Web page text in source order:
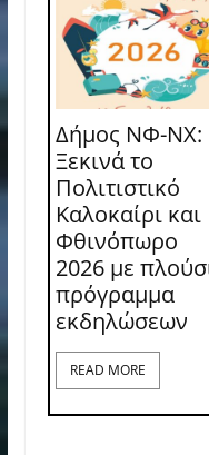
Δήμος ΝΦ-ΝΧ:
Ξεκινά το
Πολιτιστικό
Καλοκαίρι και
Φθινόπωρο
2026 με
πρόγραμμα
εκδηλώσεων
READ MORE